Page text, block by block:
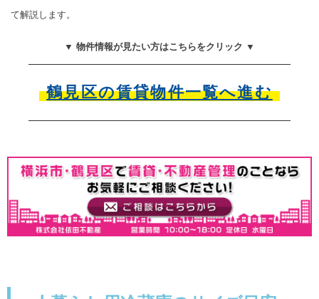
て解説します。
▼ 物件情報が見たい方はこちらをクリック ▼
鶴見区の賃貸物件一覧へ進む